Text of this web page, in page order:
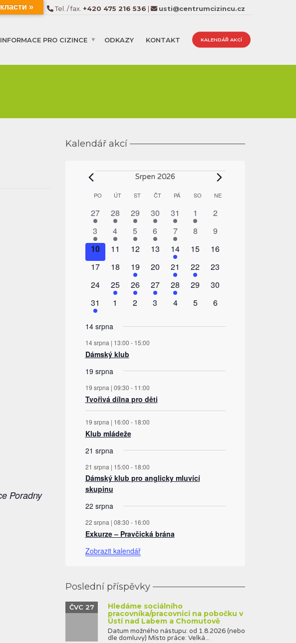
Tel. / fax. +420 475 216 536 | usti@centrumcizincu.cz
PRO CIZINCE ODKAZY KONTAKT KALENDÁŘ AKCÍ
Poradny
Kalendář akcí
Akce Srpen 2026
Kalendář
z
Akce
PO PONDĚLÍ
ÚTÚTERÝ
STSTŘEDA
ČT ČTVRTEK
PÁ PÁTEKSO SOBOTA
NENEDĚLE
1
akce
27
1
akce
28
1
akce
29
1
akce
30
1
akce
31
1
akce
1
0
2
1
akce
3
1
akce
4
1
akce
5
1
akce
6
1
akce
7
0
8
0
9
0
akce
10
0
11
0
12
0
13
1
akce
14
0
15
0
16
0
17
0
18
2
akce
19
0
20
1
akce
21
1
akce
22
0
23
0
24
1
akce
25
1
akce
26
1
akce
27
1
akce
28
0
29
0
30
1
akce
31
0
1
0
2
0
3
0
4
0
5
0
6
14 srpna
14 srpna | 13:00 - 15:00
Dámský klub
19 srpna
19 srpna | 09:30 - 11:00
Tvořivá dílna pro děti
19 srpna | 16:00 - 18:00
Klub mládeže
21 srpna
21 srpna | 15:00 - 18:00
Dámský klub pro anglicky mluvící
skupinu
22 srpna
22 srpna | 08:30 - 16:00
Exkurze – Pravčická brána
Zobrazit kalendář
Poslední příspěvky
Hledáme sociálního
pracovníka/pracovnici na pobočku v
Ústí nad Labem a Chomutově
ČVC 27
Datum možného nástupu: od 1.8.2026 (nebo
dle domluvy) Místo práce: Velká...
»